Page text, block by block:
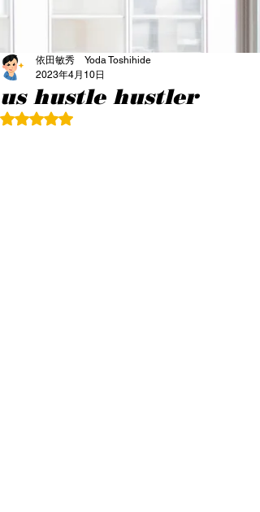
us hustle hustler
依田敏秀 Yoda Toshihide
2023年4月10日
5つ星のうちNaNと評価されています。